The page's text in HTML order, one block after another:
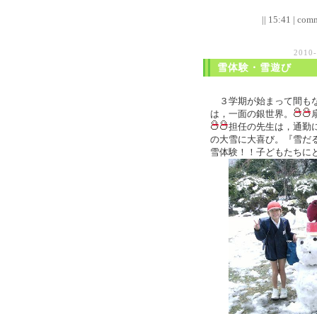
|| 15:41 |
雪体験・雪遊び
３学期が始まって間も
は，一面の銀世界。
担任の先生は，通勤
の大雪に大喜び。『雪だ
雪体験！！子どもたちに